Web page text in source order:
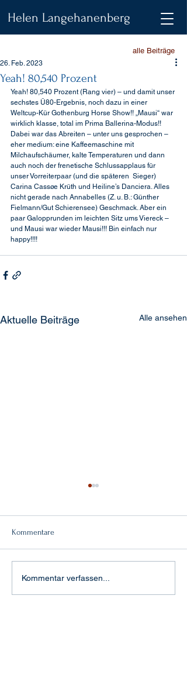
Helen Langehanenberg
alle Beiträge
Yeah! 80,540 Prozent
26. Feb. 2023
Yeah! 80,540 Prozent (Rang vier) – und damit unser
sechstes Ü80-Ergebnis, noch dazu in einer
Weltcup-Kür Gothenburg Horse Show!! „Mausi“ war
wirklich klasse, total im Prima Ballerina-Modus!!
Dabei war das Abreiten – unter uns gesprochen –
eher medium: eine Kaffeemaschine mit
Milchaufschäumer, kalte Temperaturen und dann
auch noch der frenetische Schlussapplaus für
unser Vorreiterpaar (und die späteren  Sieger)
Carina Cassøe Krüth und Heiline’s Danciera. Alles
nicht gerade nach Annabelles (Z. u. B.: Günther
Fielmann/Gut Schierensee) Geschmack. Aber ein
paar Galopprunden im leichten Sitz ums Viereck –
und Mausi war wieder Mausi!!! Bin einfach nur
happy!!!!
Aktuelle Beiträge Alle ansehen
"Feuertaufe" in Aachen
Kommentare
Kommentar verfassen...